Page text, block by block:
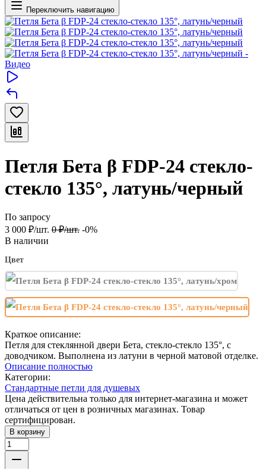
Переключить навигацию
Петля Бета β FDP-24 стекло-
стекло 135°, латунь/черный
По запросу
3 000 ₽/шт. 0 ₽/шт. -0%
В наличии
Цвет
Краткое описание:
Петля для стеклянной двери Бета, стекло-стекло 135°, с
доводчиком. Выполнена из латуни в черной матовой отделке.
Описание полностью
Категории:
Стандартные петли для душевых
Цена действительна только для интернет-магазина и может
отличаться от цен в розничных магазинах. Товар
сертифицирован.
В корзину